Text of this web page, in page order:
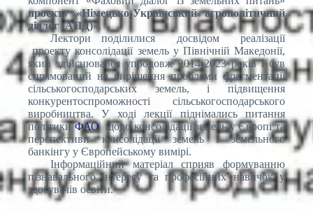
проєкту «Німецько-Український aгрополітичний
діалог (АПД)».
Лектори поділилися досвідом реалізації
проекту консолідації земель у Північній Македонії,
який здійснювався упродовж 2014-2023 років і був
спрямований на вирішення проблеми фрагментації
сільськогосподарських земель, і підвищення
конкурентоспроможності сільськогосподарського
виробництва. У ході лекції піднімались питання
політикиФАОщодо консолідації земель у Європі та
перспективи консолідації земель і земельного
банкінгу у Європейському вимірі.
Інформаційний матеріал сприяв формуванню
пізнавального інтересу та професійних навичок у
здобувачів освіти.